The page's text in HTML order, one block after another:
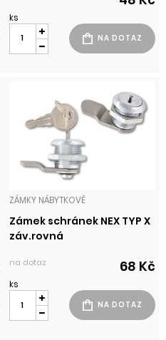
ks
ZÁMKY NÁBYTKOVÉ
Zámek schránek NEX TYP X
záv.rovná
na dotaz 68 Kč
ks